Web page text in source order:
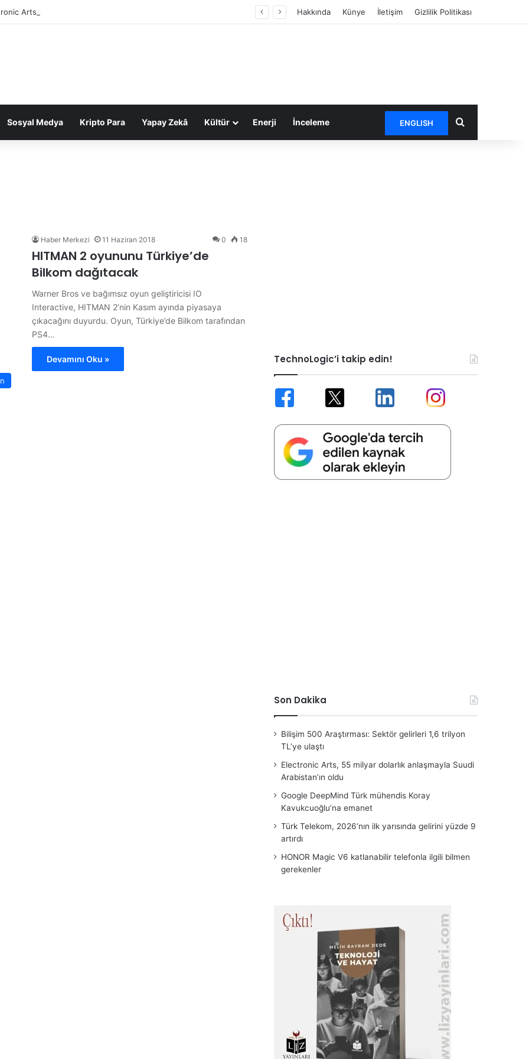
Arts, 55 milyar dolarlık anlaşmayla Suudi Arabistan’ın oldu Hakkında Künye İletişim Gizlilik Politikası
Sosyal Medya Kripto Para Yapay Zekâ Kültür Enerji İnceleme ENGLISH Arama yap ...
Haber Merkezi 11 Haziran 2018 0 18
HITMAN 2 oyununu Türkiye’de
Bilkom dağıtacak
Warner Bros ve bağımsız oyun geliştiricisi IO
Interactive, HITMAN 2’nin Kasım ayında piyasaya
çıkacağını duyurdu. Oyun, Türkiye’de Bilkom tarafından
PS4…
Devamını Oku » TechnoLogic’i takip edin!
Son Dakika
Bilişim 500 Araştırması: Sektör gelirleri 1,6 trilyon
TL’ye ulaştı
Electronic Arts, 55 milyar dolarlık anlaşmayla Suudi
Arabistan’ın oldu
Google DeepMind Türk mühendis Koray
Kavukcuoğlu’na emanet
Türk Telekom, 2026’nın ilk yarısında gelirini yüzde 9
artırdı
HONOR Magic V6 katlanabilir telefonla ilgili bilmen
gerekenler